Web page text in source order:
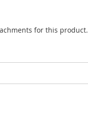
for this product.